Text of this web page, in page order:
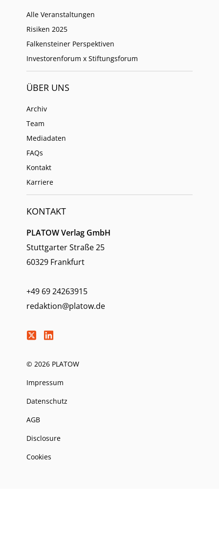
Alle Veranstaltungen
Risiken 2025
Falkensteiner Perspektiven
Investorenforum x Stiftungsforum
ÜBER UNS
Archiv
Team
Mediadaten
FAQs
Kontakt
Karriere
KONTAKT
PLATOW Verlag GmbH
Stuttgarter Straße 25
60329 Frankfurt
+49 69 24263915
redaktion@platow.de
© 2026 PLATOW
Impressum
Datenschutz
AGB
Disclosure
Cookies